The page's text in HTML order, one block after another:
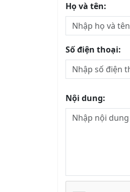
Họ và tên:
Số điện thoại:
Nội dung: